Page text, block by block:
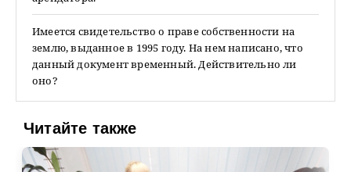
Имеется свидетельство о праве собственности на
землю, выданное в 1995 году. На нем написано, что
данный документ временный. Действительно ли
оно?
Читайте также